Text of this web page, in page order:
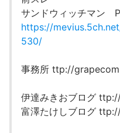
サンドウィッチマン
https://
530/
事務所 ttp://
伊達みきおブログ
富澤たけしブログ